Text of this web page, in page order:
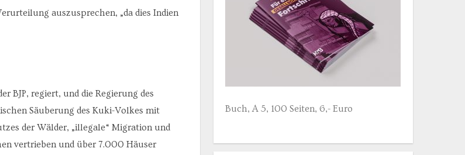
auszusprechen, „da dies Indien
BJP, regiert, und die Regierung des
Säuberung des Kuki-Volkes mit
der Wälder, „illegale“ Migration und
vertrieben und über 7.000 Häuser
Buch, A 5, 100 Seiten, 6,- Euro